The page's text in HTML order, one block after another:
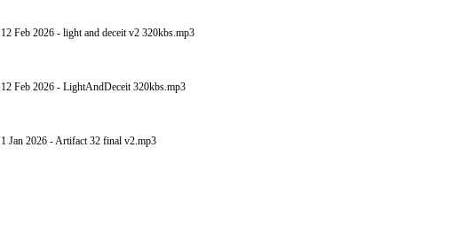
12 Feb 2026 - light and deceit v2 320kbs.mp3
12 Feb 2026 - LightAndDeceit 320kbs.mp3
1 Jan 2026 - Artifact 32 final v2.mp3